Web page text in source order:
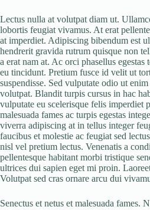
Lectus nulla at volutpat diam ut.
lobortis feugiat vivamus. At erat
at imperdiet. Adipiscing bibendum est
hendrerit gravida rutrum quisque non
a erat nam at. Ac orci phasellus
eu tincidunt. Pretium fusce id velit ut
suspendisse. Sed vulputate odio ut
volutpat. Blandit turpis cursus in hac
vulputate eu scelerisque felis imperdiet
malesuada fames ac turpis egestas
viverra adipiscing at in tellus integer
faucibus et molestie ac feugiat sed
nisl vel pretium lectus. Venenatis a
pellentesque habitant morbi tristique
ultrices dui sapien eget mi proin.
Volutpat sed cras ornare arcu dui
Senectus et netus et malesuada fames.